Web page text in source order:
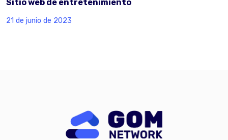
Sitio web de entretenimiento
21 de junio de 2023